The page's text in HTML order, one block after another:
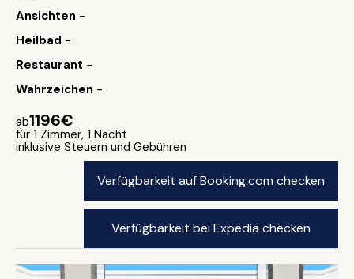
Ansichten -
Heilbad -
Restaurant -
Wahrzeichen -
ab1196€
für 1 Zimmer, 1 Nacht
inklusive Steuern und Gebühren
Verfügbarkeit auf Booking.com checken
Verfügbarkeit bei Expedia checken